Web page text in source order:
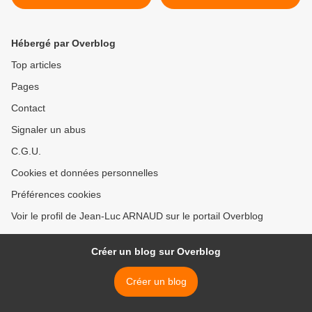
Hébergé par Overblog
Top articles
Pages
Contact
Signaler un abus
C.G.U.
Cookies et données personnelles
Préférences cookies
Voir le profil de Jean-Luc ARNAUD sur le portail Overblog
Créer un blog sur Overblog
Créer un blog